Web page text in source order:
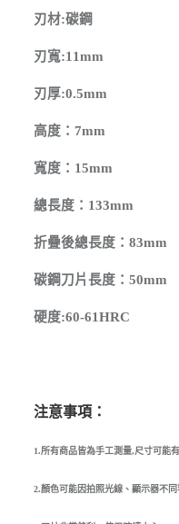
刃材:碳鋼
刃寬:11mm
刃厚:0.5mm
高度：7mm
寬度：15mm
總長度：133mm
折疊後總長度：83mm
碳鋼刀片長度：50mm
硬度:60-61HRC
注意事項：
1.所有商品皆為手工測量,尺寸可能有
2.顏色可能因拍照光線、顯示器不